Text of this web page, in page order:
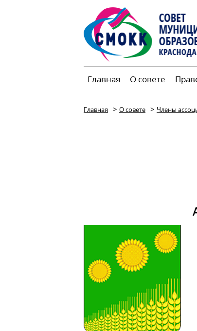
Главная О совете
Главная > О совете > Члены